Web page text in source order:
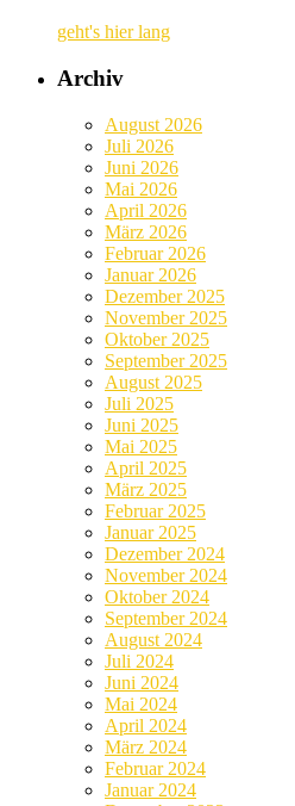
geht's hier lang
Archiv
August 2026
Juli 2026
Juni 2026
Mai 2026
April 2026
März 2026
Februar 2026
Januar 2026
Dezember 2025
November 2025
Oktober 2025
September 2025
August 2025
Juli 2025
Juni 2025
Mai 2025
April 2025
März 2025
Februar 2025
Januar 2025
Dezember 2024
November 2024
Oktober 2024
September 2024
August 2024
Juli 2024
Juni 2024
Mai 2024
April 2024
März 2024
Februar 2024
Januar 2024